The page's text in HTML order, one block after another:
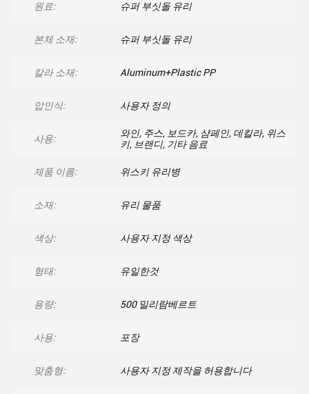
원료: 슈퍼 부싯돌 유리
본체 소재: 슈퍼 부싯돌 유리
칼라 소재: Aluminum+Plastic PP
압인식: 사용자 정의
사용:
와인, 주스, 보드카, 샴페인, 데킬라, 위스
키, 브랜디, 기타 음료
제품 이름: 위스키 유리병
소재: 유리 물품
색상: 사용자 지정 색상
형태: 유일한것
용량: 500 밀리람베르트
사용: 포장
맞춤형: 사용자 지정 제작을 허용합니다